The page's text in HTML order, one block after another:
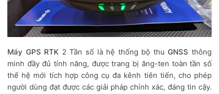
Máy GPS RTK 2 Tần số là hệ thống bộ thu GNSS thông
minh đầy đủ tính năng, được trang bị ăng-ten toàn tần số
thế hệ mới tích hợp công cụ đa kênh tiên tiến, cho phép
người dùng đạt được các giải pháp chính xác, đáng tin cậy.